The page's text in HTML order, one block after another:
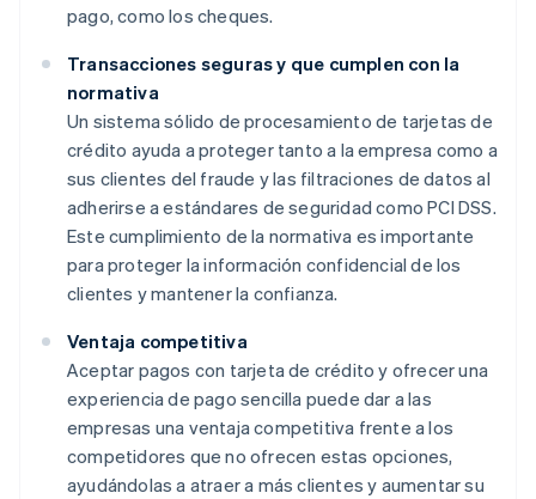
pago, como los cheques.
Transacciones seguras y que cumplen con la
normativa
Un sistema sólido de procesamiento de tarjetas de
crédito ayuda a proteger tanto a la empresa como a
sus clientes del fraude y las filtraciones de datos al
adherirse a estándares de seguridad como PCI DSS.
Este cumplimiento de la normativa es importante
para proteger la información confidencial de los
clientes y mantener la confianza.
Ventaja competitiva
Aceptar pagos con tarjeta de crédito y ofrecer una
experiencia de pago sencilla puede dar a las
empresas una ventaja competitiva frente a los
competidores que no ofrecen estas opciones,
ayudándolas a atraer a más clientes y aumentar su